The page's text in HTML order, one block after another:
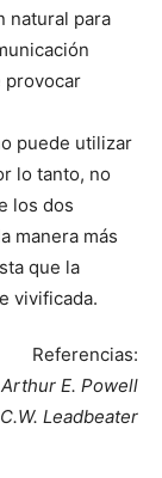
natural para
provocar
puede utilizar
lo tanto, no
los dos
manera más
que la
vivificada.
Referencias:
E. Powell
Leadbeater